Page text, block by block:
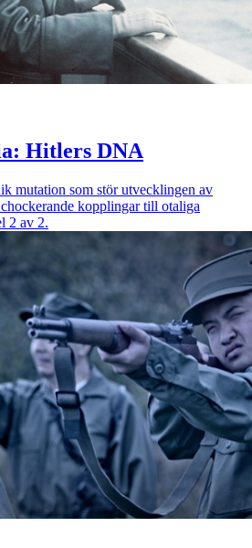
Hitlers DNA
mutation som stör utvecklingen av
kopplingar till otaliga
2 av 2.